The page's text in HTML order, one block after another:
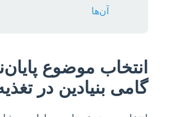
آن‌ها
انتخاب موضوع
گامی بنیادین در